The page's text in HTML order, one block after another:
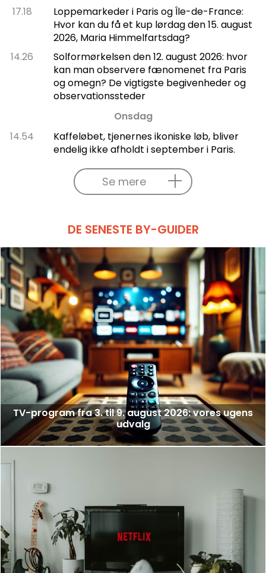
17.18
Loppemarkeder i Paris og Île-de-France:
Hvor kan du få et kup lørdag den 15. august
2026, Maria Himmelfartsdag?
14.26
Solformørkelsen den 12. august 2026: hvor
kan man observere fænomenet fra Paris
og omegn? De vigtigste begivenheder og
observationssteder
Onsdag
14.54
Kaffeløbet, tjenernes ikoniske løb, bliver
endelig ikke afholdt i september i Paris.
Se mere
DE SENESTE BY-GUIDER
TV-program fra 3. til 9. august 2026: vores ugens
udvalg